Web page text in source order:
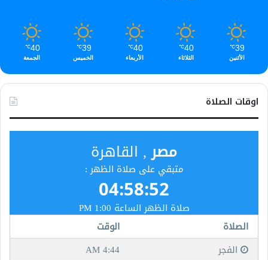
39
℃
الأثنين
40
℃
الثلاثاء
40
℃
الأربعاء
39
℃
الخميس
40
℃
الجمعة
اوقات الصلاة